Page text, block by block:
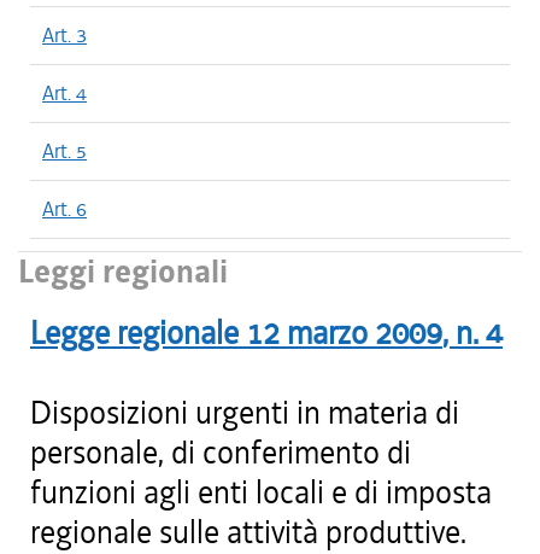
Art. 3
Art. 4
Art. 5
Art. 6
Leggi regionali
Legge regionale 12 marzo 2009, n.4
Disposizioni urgenti in materia di
personale, di conferimento di
funzioni agli enti locali e di imposta
regionale sulle attività produttive.